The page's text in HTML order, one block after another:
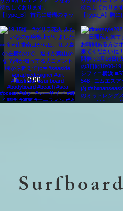
Surfb oard